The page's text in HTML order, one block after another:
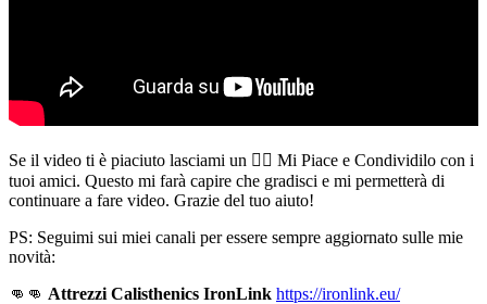
Se il video ti è piaciuto lasciami un 👍🏻 Mi Piace e Condividilo con i
tuoi amici. Questo mi farà capire che gradisci e mi permetterà di
continuare a fare video. Grazie del tuo aiuto!
PS: Seguimi sui miei canali per essere sempre aggiornato sulle mie
novità:
👊👊 Attrezzi Calisthenics IronLink https://ironlink.eu/